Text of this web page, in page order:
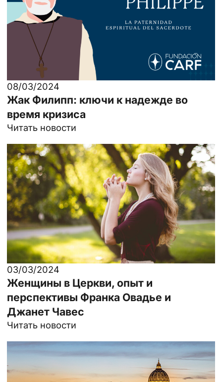
08/03/2024
Жак Филипп: ключи к надежде во
время кризиса
Читать новости
03/03/2024
Женщины в Церкви, опыт и
перспективы Франка Овадье и
Джанет Чавес
Читать новости